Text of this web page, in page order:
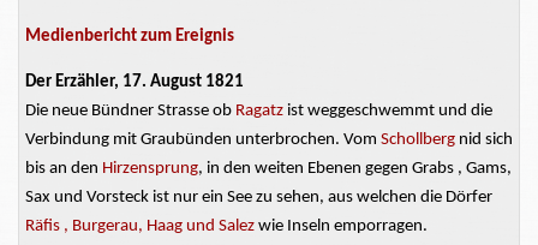
Medienbericht zum Ereignis
Der Erzähler, 17. August 1821
Die neue Bündner Strasse ob Ragatz ist weggeschwemmt und die
Verbindung mit Graubünden unterbrochen. Vom Schollberg nid sich
bis an den Hirzensprung, in den weiten Ebenen gegen Grabs , Gams,
Sax und Vorsteck ist nur ein See zu sehen, aus welchen die Dörfer
Räfis , Burgerau, Haag und Salez wie Inseln emporragen.